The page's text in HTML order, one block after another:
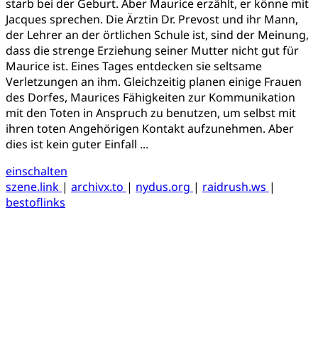
starb bei der Geburt. Aber Maurice erzählt, er könne mit
Jacques sprechen. Die Ärztin Dr. Prevost und ihr Mann,
der Lehrer an der örtlichen Schule ist, sind der Meinung,
dass die strenge Erziehung seiner Mutter nicht gut für
Maurice ist. Eines Tages entdecken sie seltsame
Verletzungen an ihm. Gleichzeitig planen einige Frauen
des Dorfes, Maurices Fähigkeiten zur Kommunikation
mit den Toten in Anspruch zu benutzen, um selbst mit
ihren toten Angehörigen Kontakt aufzunehmen. Aber
dies ist kein guter Einfall ...
einschalten
szene.link | archivx.to | nydus.org | raidrush.ws |
bestoflinks